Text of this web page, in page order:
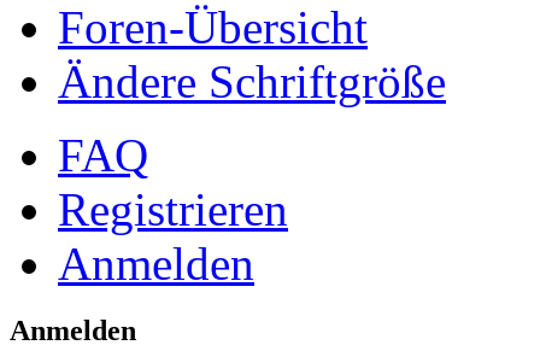
Foren-Übersicht
Ändere Schriftgröße
FAQ
Registrieren
Anmelden
Anmelden